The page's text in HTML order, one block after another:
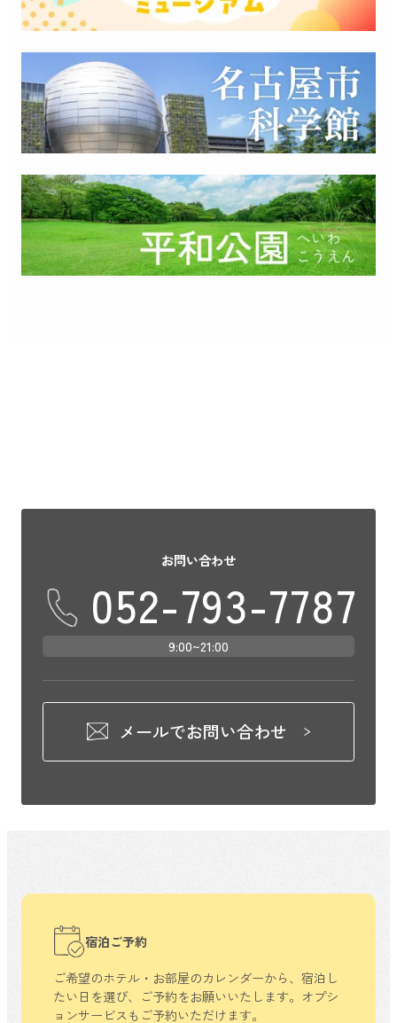
お問い合わせ
052-793-7787
9:00~21:00
メールでお問い合わせ
宿泊ご予約
ご希望のホテル・お部屋のカレンダーから、 宿泊し
たい日を選び、ご予約をお願いいたします。 オプシ
ョンサービスもご予約いただけます。